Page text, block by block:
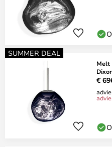
SUMMER DEAL
Melt
€